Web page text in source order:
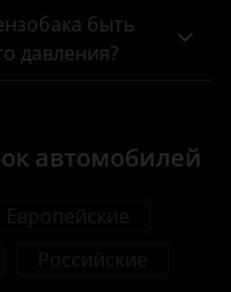
быть
давления?
автомобилей